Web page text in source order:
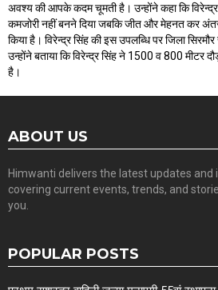
अवश्य की आपके कदम चूमती है। उन्होंने कहा कि विरेन्द्र
कमजोरी नहीं बनने दिया जबकि जीत और मेहनत कर
किया है। विरेन्द्र सिंह की इस उपलब्धि पर जिला
उन्होंने बताया कि विरेन्द्र सिंह ने 1500 व 800 मीटर
है।
ABOUT US
Himwanti delivers the latest updates and
covering current events, trends, and
you.
POPULAR POSTS